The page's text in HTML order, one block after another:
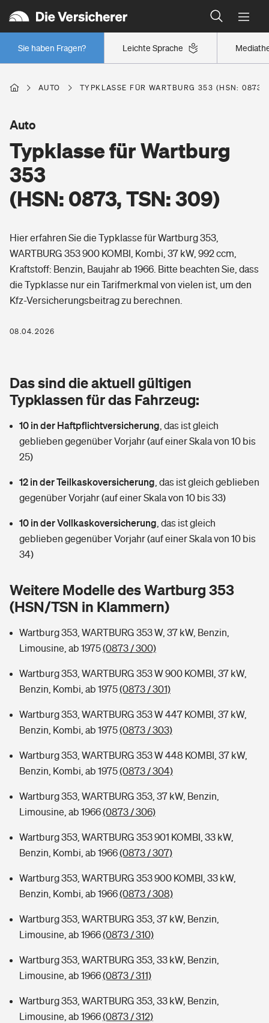
Leichte Sprache
Sie haben Fragen?
Wer versichert was: Jetzt Versicherer finden
Regionalklassen: So ist Ihre Region eingestuft
Wer versichert was: Jetzt Versicherer finden
Berufsunfähigkeitsversicherung
Arbeitsrechtsschutz
Berufshaftpflichtversicherung
Rentenrechner: Wie viel Geld bekomme ich im Alter?
Wer versichert was: Jetzt Versicherer finden
Sie haben Fragen?
Wohnen
Wohngebäudeversicherung
Hausratversicherung
Elementarversicherung
Photovoltaik
Wärmepumpen versichern
Vermieterrrechtsschutz
Mietkautionsversicherung
Restkreditversicherung
Zur Übersicht
Tools
Wer versichert was: Jetzt Versicherer finden
Sie haben Fragen?
Pri­vate Haft­pflicht­
Rechts­schutz­ver­si­che­rung
Kinderunfall­ver­si­che­rung
Reiseversicherung
Handyversicherung
Musikinstrumentenversicherung
Zur Übersicht
Tools
Kinderunfall-Check: Mehr Sicherheit für deine Kids
Sie haben Fragen?
Gesundheit
Private Krankenversicherung
Tierkrankenversicherung
Zur Übersicht
Sie haben Fragen?
AUTO TYPKLASSE FÜR WARTBURG 353 (HSN: 0873,
Typklasse für Wartburg
353
(HSN: 0873, TSN: 309)
Auto
Hier erfahren Sie die Typklasse für Wartburg 353,
WARTBURG 353 900 KOMBI, Kombi, 37 kW, 992 ccm,
Kraftstoff: Benzin, Baujahr ab 1966. Bitte beachten Sie, dass
die Typklasse nur ein Tarifmerkmal von vielen ist, um den
Kfz-Versicherungsbeitrag zu berechnen.
08.04.2026
Das sind die aktuell gültigen
Typklassen für das Fahrzeug:
10 in der Haftpflichtversicherung das ist gleich
geblieben gegenüber Vorjahr (auf einer Skala von 10 bis
25)
12 in der Teilkaskoversicherung das ist gleich geblieben
gegenüber Vorjahr (auf einer Skala von 10 bis 33)
10 in der Vollkaskoversicherung das ist gleich
geblieben gegenüber Vorjahr (auf einer Skala von 10 bis
34)
Weitere Modelle des Wartburg 353
(HSN/TSN in Klammern)
Wartburg 353, WARTBURG 353 W, 37 kW, Benzin,
Limousine, ab 1975(0873 / 300)
Wartburg 353, WARTBURG 353 W 900 KOMBI, 37 kW,
Benzin, Kombi, ab 1975(0873 / 301)
Wartburg 353, WARTBURG 353 W 447 KOMBI, 37 kW,
Benzin, Kombi, ab 1975(0873 / 303)
Wartburg 353, WARTBURG 353 W 448 KOMBI, 37 kW,
Benzin, Kombi, ab 1975(0873 / 304)
Wartburg 353, WARTBURG 353, 37 kW, Benzin,
Limousine, ab 1966(0873 / 306)
Wartburg 353, WARTBURG 353 901 KOMBI, 33 kW,
Benzin, Kombi, ab 1966(0873 / 307)
Wartburg 353, WARTBURG 353 900 KOMBI, 33 kW,
Benzin, Kombi, ab 1966(0873 / 308)
Wartburg 353, WARTBURG 353, 37 kW, Benzin,
Limousine, ab 1966(0873 / 310)
Wartburg 353, WARTBURG 353, 33 kW, Benzin,
Limousine, ab 1966(0873 / 311)
Wartburg 353, WARTBURG 353, 33 kW, Benzin,
Limousine, ab 1966(0873 / 312)